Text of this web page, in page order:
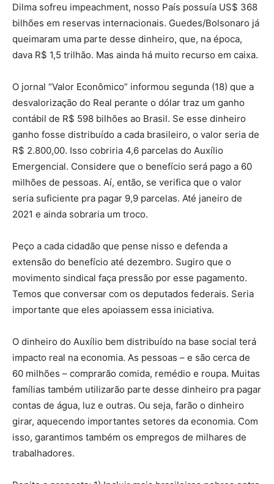
Dilma sofreu impeachment, nosso País possuía US$ 368
bilhões em reservas internacionais. Guedes/Bolsonaro já
queimaram uma parte desse dinheiro, que, na época,
dava R$ 1,5 trilhão. Mas ainda há muito recurso em caixa.
O jornal “Valor Econômico” informou segunda (18) que a
desvalorização do Real perante o dólar traz um ganho
contábil de R$ 598 bilhões ao Brasil. Se esse dinheiro
ganho fosse distribuído a cada brasileiro, o valor seria de
R$ 2.800,00. Isso cobriria 4,6 parcelas do Auxílio
Emergencial. Considere que o benefício será pago a 60
milhões de pessoas. Aí, então, se verifica que o valor
seria suficiente pra pagar 9,9 parcelas. Até janeiro de
2021 e ainda sobraria um troco.
Peço a cada cidadão que pense nisso e defenda a
extensão do benefício até dezembro. Sugiro que o
movimento sindical faça pressão por esse pagamento.
Temos que conversar com os deputados federais. Seria
importante que eles apoiassem essa iniciativa.
O dinheiro do Auxílio bem distribuído na base social terá
impacto real na economia. As pessoas – e são cerca de
60 milhões – comprarão comida, remédio e roupa. Muitas
famílias também utilizarão parte desse dinheiro pra pagar
contas de água, luz e outras. Ou seja, farão o dinheiro
girar, aquecendo importantes setores da economia. Com
isso, garantimos também os empregos de milhares de
trabalhadores.